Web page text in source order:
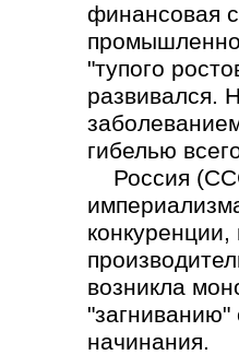
финансовая
"тупого
развивался.
гибелью
Россия
возникла
"загниванию"
начинания.